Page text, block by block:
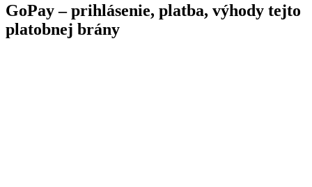
GoPay – prihlásenie, platba, výhody tejto
platobnej brány